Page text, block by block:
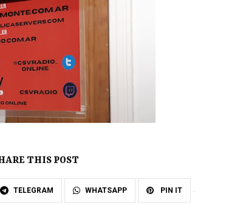
THIS POST
TELEGRAM WHATSAPP PIN IT